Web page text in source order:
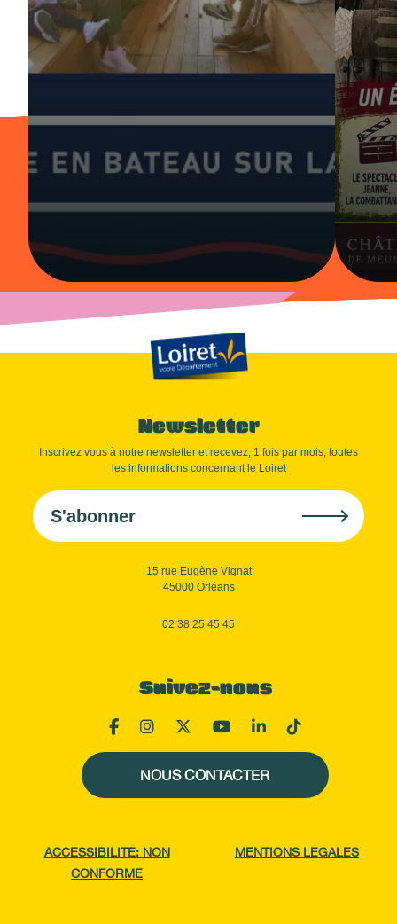
Newsletter
Inscrivez vous à notre newsletter et recevez, 1 fois par mois, toutes
les informations concernant le Loiret
S'abonner
15 rue Eugène Vignat
45000 Orléans
02 38 25 45 45
Suivez-nous
NOUS CONTACTER
ACCESSIBILITÉ: NON
CONFORME
MENTIONS LÉGALES